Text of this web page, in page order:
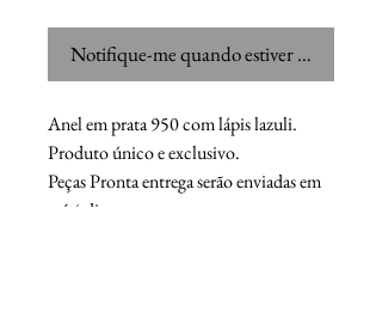
Notifique-me quando estiver disponível
Anel em prata 950 com lápis lazuli.
Produto único e exclusivo.
Peças Pronta entrega serão enviadas em
até 4 dias.